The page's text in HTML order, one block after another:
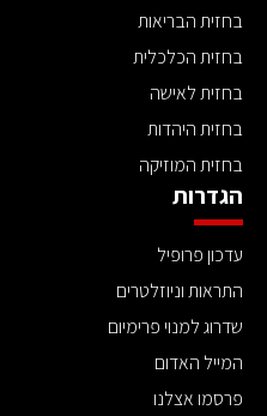
בחזית הבריאות
בחזית הכלכלית
בחזית לאישה
בחזית היהדות
בחזית המוזיקה
הגדרות
עדכון פרופיל
התראות וניוזלטרים
שדרוג למנוי פרימיום
המייל האדום
פרסמו אצלנו